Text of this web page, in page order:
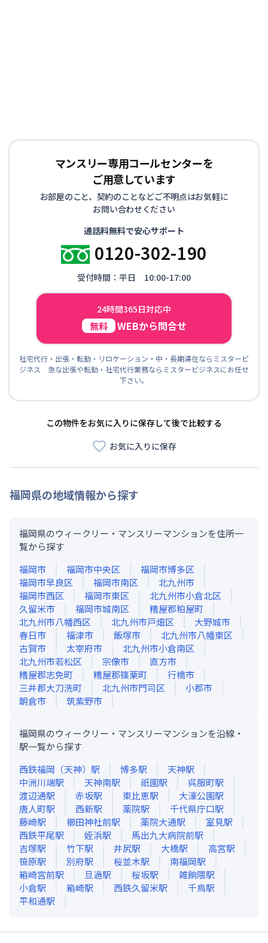
マンスリー専用コールセンターを
ご用意しています
お部屋のこと、契約のことなどご不明点はお気軽に
お問い合わせください
通話料無料で安心サポート
0120-302-190
受付時間：平日 10:00-17:00
24時間365日対応中
無料 WEBから問合せ
社宅代行・出張・転勤・リロケーション・中・長期滞在ならミスタービ
ジネス 急な出張や転勤・社宅代行業務ならミスタービジネスにお任せ
下さい。
この物件をお気に入りに保存して後で比較する
お気に入りに保存
福岡県の地域情報から探す
福岡県のウィークリー・マンスリーマンションを住所一
覧から探す
福岡市
福岡市中央区
福岡市博多区
福岡市早良区
福岡市南区
北九州市
福岡市西区
福岡市東区
北九州市小倉北区
久留米市
福岡市城南区
糟屋郡粕屋町
北九州市八幡西区
北九州市戸畑区
大野城市
春日市
福津市 飯塚市
北九州市八幡東区
古賀市
太宰府市
北九州市小倉南区
北九州市若松区
宗像市
直方市
糟屋郡志免町
糟屋郡篠栗町
行橋市
三井郡大刀洗町
北九州市門司区
小郡市
朝倉市
筑紫野市
福岡県のウィークリー・マンスリーマンションを沿線・
駅一覧から探す
西鉄福岡（天神） 駅 博多駅 天神駅
中洲川端駅 天神南駅 祇園駅 呉服町駅
渡辺通駅 赤坂駅 東比恵駅 大濠公園駅
唐人町駅 西新駅 薬院駅 千代県庁口駅
藤崎駅 櫛田神社前駅 薬院大通駅 室見駅
西鉄平尾駅 姪浜駅 馬出九大病院前駅
吉塚駅 竹下駅 井尻駅 大橋駅 高宮駅
笹原駅 別府駅 桜並木駅 南福岡駅
箱崎宮前駅 旦過駅 桜坂駅 雑餉隈駅
小倉駅 箱崎駅 西鉄久留米駅 千鳥駅
平和通駅